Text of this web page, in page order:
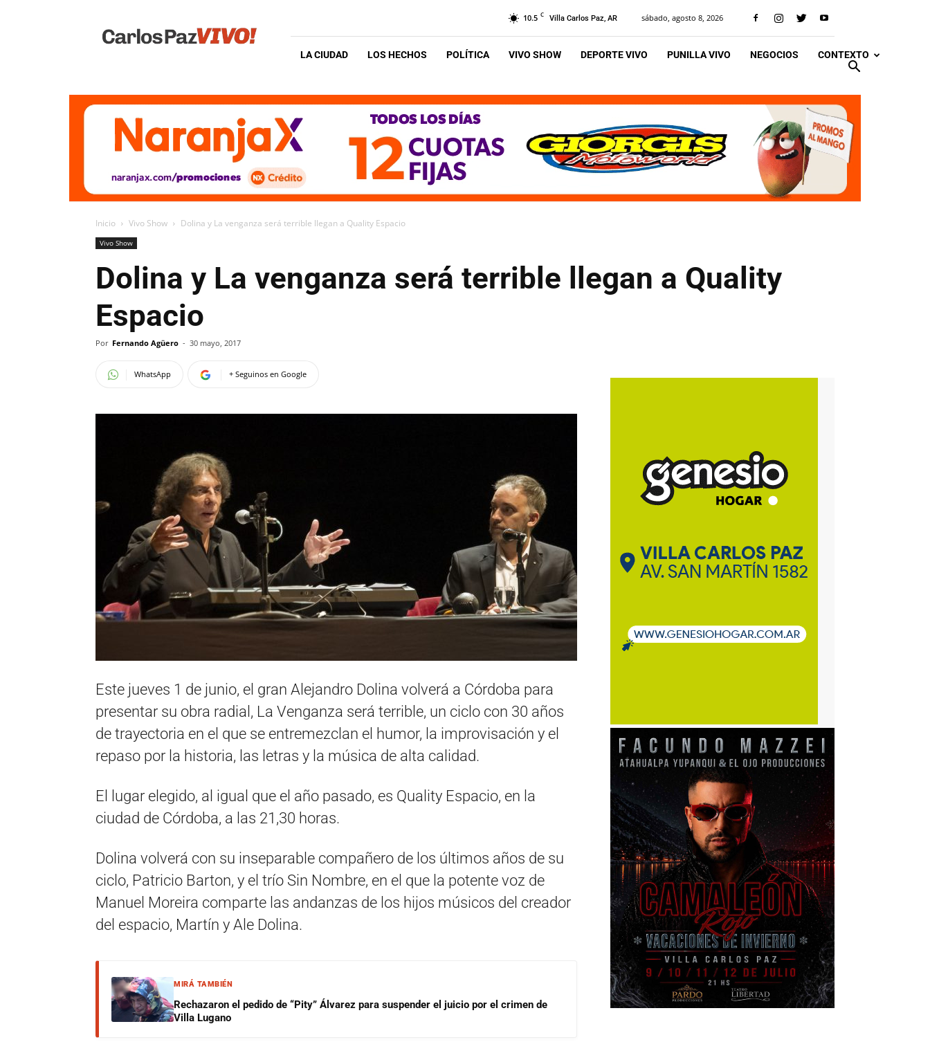
Vivo
10.5 C Villa Carlos Paz, AR sábado, agosto 8, 2026
LA CIUDAD LOS HECHOS POLÍTICA VIVO SHOW DEPORTE VIVO PUNILLA VIVO NEGOCIOS CONTEXTO
Inicio Vivo Show Dolina y La venganza será terrible llegan a Quality Espacio
Vivo Show
Dolina y La venganza será terrible llegan a Quality
Espacio
Por Fernando Agüero - 30 mayo, 2017
WhatsApp + Seguinos en Google
Este jueves 1 de junio, el gran Alejandro Dolina volverá a Córdoba para
presentar su obra radial, La Venganza será terrible, un ciclo con 30 años
de trayectoria en el que se entremezclan el humor, la improvisación y el
repaso por la historia, las letras y la música de alta calidad.
El lugar elegido, al igual que el año pasado, es Quality Espacio, en la
ciudad de Córdoba, a las 21,30 horas.
Dolina volverá con su inseparable compañero de los últimos años de su
ciclo, Patricio Barton, y el trío Sin Nombre, en el que la potente voz de
Manuel Moreira comparte las andanzas de los hijos músicos del creador
del espacio, Martín y Ale Dolina.
MIRÁ TAMBIÉN
Rechazaron el pedido de “Pity” Álvarez para suspender el juicio por el crimen de
Villa Lugano